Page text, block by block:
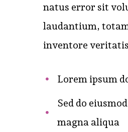
natus error sit
laudantium,
inventore
Lorem ipsum
Sed do
magna aliqua